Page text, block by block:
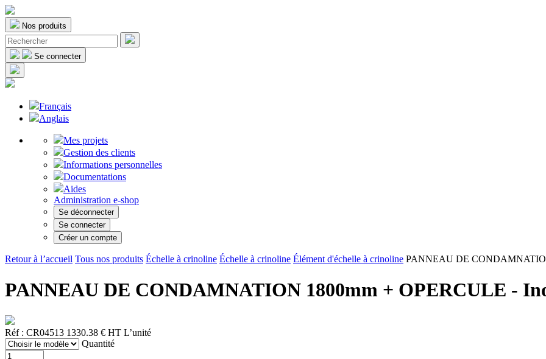
Nos produits
Se connecter
Français
Anglais
Mes projets
Gestion des clients
Informations personnelles
Documentations
Aides
Administration e-shop
Se déconnecter
Se connecter
Créer un compte
Retour à l’accueil Tous nos produits Échelle à crinoline Échelle à crinoline Élément d'échelle à crinoline PANNEAU DE
PANNEAU DE CONDAMNATION 1800mm + OPERCULE -
Réf : CR04513 1330.38 € HT L’unité
Quantité